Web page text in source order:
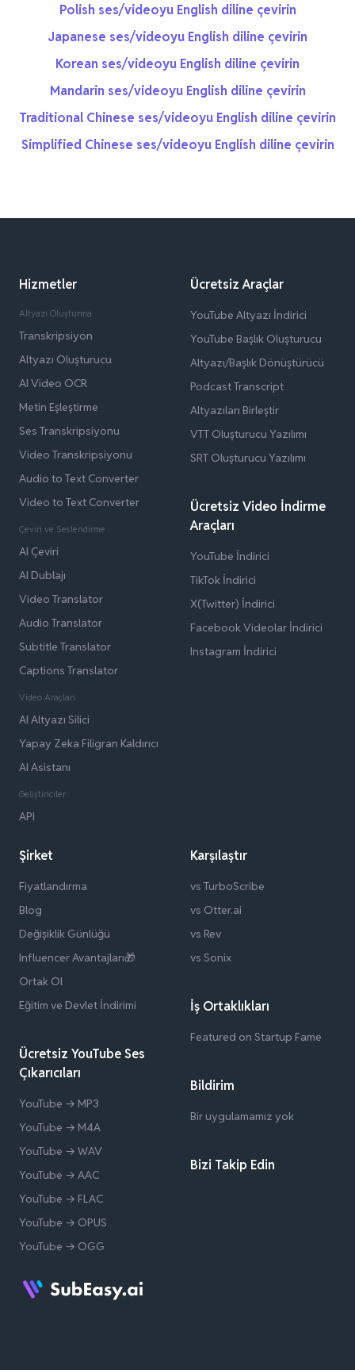
Polish ses/videoyu English diline çevirin
Japanese ses/videoyu English diline çevirin
Korean ses/videoyu English diline çevirin
Mandarin ses/videoyu English diline çevirin
Traditional Chinese ses/videoyu English diline çevirin
Simplified Chinese ses/videoyu English diline çevirin
Hizmetler
Altyazı Oluşturma
Transkripsiyon
Altyazı Oluşturucu
AI Video OCR
Metin Eşleştirme
Ses Transkripsiyonu
Video Transkripsiyonu
Audio to Text Converter
Video to Text Converter
Çeviri ve Seslendirme
AI Çeviri
AI Dublajı
Video Translator
Audio Translator
Subtitle Translator
Captions Translator
Video Araçları
AI Altyazı Silici
Yapay Zeka Filigran Kaldırıcı
AI Asistanı
Geliştiriciler
API
Ücretsiz Araçlar
YouTube Altyazı İndirici
YouTube Başlık Oluşturucu
Altyazı/Başlık Dönüştürücü
Podcast Transcript
Altyazıları Birleştir
VTT Oluşturucu Yazılımı
SRT Oluşturucu Yazılımı
Ücretsiz Video İndirme
Araçları
YouTube İndirici
TikTok İndirici
X(Twitter) İndirici
Facebook Videolar İndirici
Instagram İndirici
Şirket
Fiyatlandırma
Blog
Değişiklik Günlüğü
Influencer Avantajları🎁
Ortak Ol
Eğitim ve Devlet İndirimi
Ücretsiz YouTube Ses
Çıkarıcıları
YouTube → MP3
YouTube → M4A
YouTube → WAV
YouTube → AAC
YouTube → FLAC
YouTube → OPUS
YouTube → OGG
Karşılaştır
vs TurboScribe
vs Otter.ai
vs Rev
vs Sonix
İş Ortaklıkları
Featured on Startup Fame
Bildirim
Bir uygulamamız yok
Bizi Takip Edin